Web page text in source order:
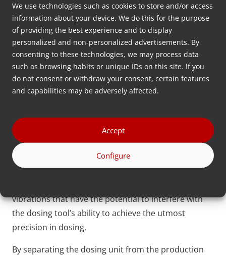
We use technologies such as cookies to store and/or access
information about your device. We do this for the purpose
of providing the best experience and to display
personalized and non-personalized advertisements. By
consenting to these technologies, we may process data
such as browsing habits or unique IDs on this site. If you
do not consent or withdraw your consent, certain features
and capabilities may be adversely affected.
Accept
Configure
In injection molding, it is normal that the machine
vibrates significantly when running. While our MDS 6
Balance excels at precise dosing under the majority
of vibration scenarios, businesses utilizing
machinery with high vibrations have long
encountered challenges in achieving accuracy in
dosing results.
machine with the capacity to produce up to 200
items per cycle. In such machines, a crucial step
involves the retraction of the sprue from the nozzle
within the mold, preventing premature solidification
vibrations that have the potential to interfere with
the dosing tool’s ability to achieve the utmost
precision in dosing.
By separating the dosing unit from the production